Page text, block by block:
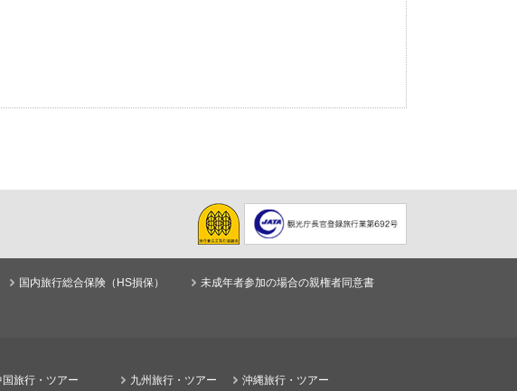
国内旅行総合保険（HS損保） 未成年者参加の場合の親権者同意書
国旅行・ツアー
九州旅行・ツアー
沖縄旅行・ツアー